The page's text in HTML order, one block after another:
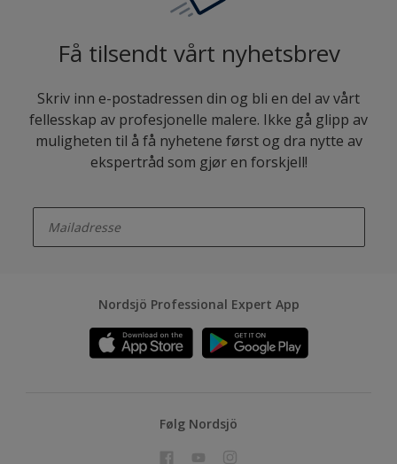
Få tilsendt vårt nyhetsbrev
Skriv inn e-postadressen din og bli en del av vårt
fellesskap av profesjonelle malere. Ikke gå glipp av
muligheten til å få nyhetene først og dra nytte av
ekspertråd som gjør en forskjell!
Nordsjö Professional Expert App
Følg Nordsjö